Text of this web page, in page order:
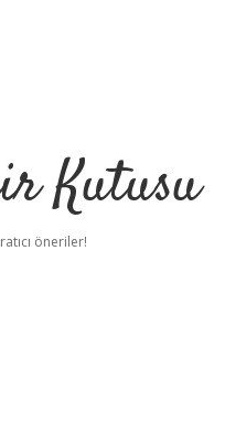
Kutusu
öneriler!